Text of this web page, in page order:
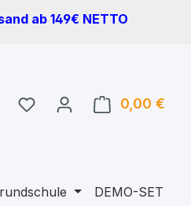
ab 149€ NETTO
Du hast 0 Produkte auf
0,00 €
DEMO-SET